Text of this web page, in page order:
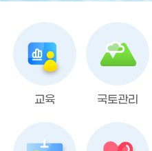
교육 국토관리